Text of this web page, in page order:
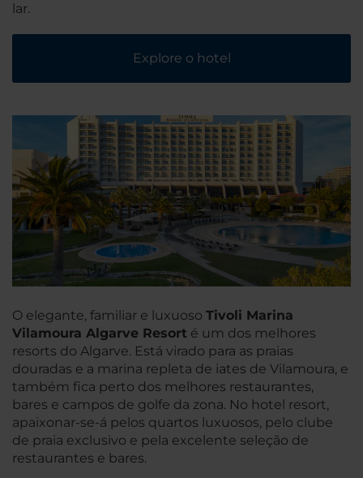
lar.
Explore o hotel
O elegante, familiar e luxuoso Tivoli Marina
Vilamoura Algarve Resort é um dos melhores
resorts do Algarve. Está virado para as praias
douradas e a marina repleta de iates de Vilamoura, e
também fica perto dos melhores restaurantes,
bares e campos de golfe da zona. No hotel resort,
apaixonar-se-á pelos quartos luxuosos, pelo clube
de praia exclusivo e pela excelente seleção de
restaurantes e bares.